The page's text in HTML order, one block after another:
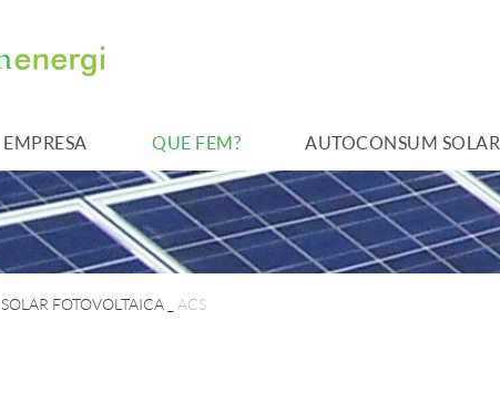
EMPRESA QUE FEM? AUTOCONSUM SOLAR
SOLAR FOTOVOLTAICA ACS